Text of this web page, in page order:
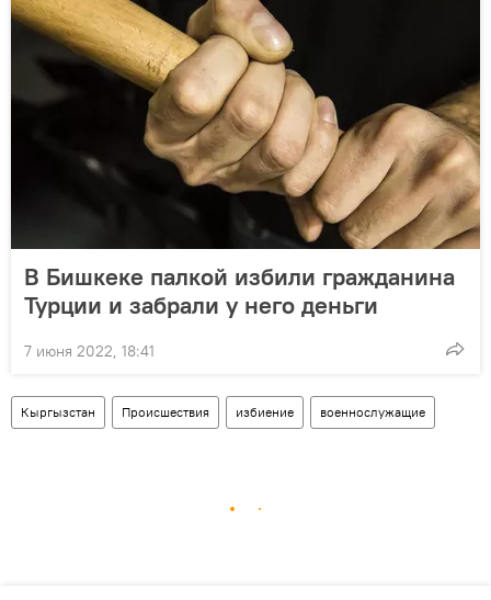
В Бишкеке палкой избили гражданина
Турции и забрали у него деньги
7 июня 2022, 18:41
Кыргызстан Происшествия избиение военнослужащие